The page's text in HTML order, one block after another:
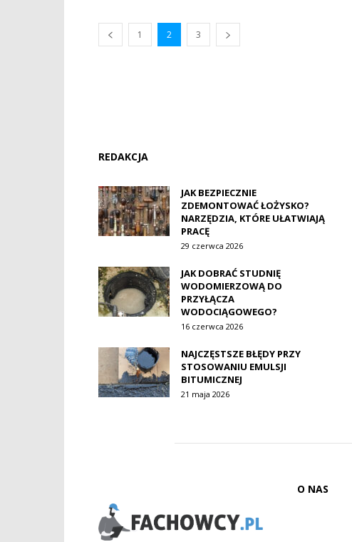
1 2 3
REDAKCJA
JAK BEZPIECZNIE
ZDEMONTOWAĆ ŁOŻYSKO?
NARZĘDZIA, KTÓRE UŁATWIAJĄ
PRACĘ
29 czerwca 2026
JAK DOBRAĆ STUDNIĘ
WODOMIERZOWĄ DO
PRZYŁĄCZA
WODOCIĄGOWEGO?
16 czerwca 2026
NAJCZĘSTSZE BŁĘDY PRZY
STOSOWANIU EMULSJI
BITUMICZNEJ
21 maja 2026
O NAS